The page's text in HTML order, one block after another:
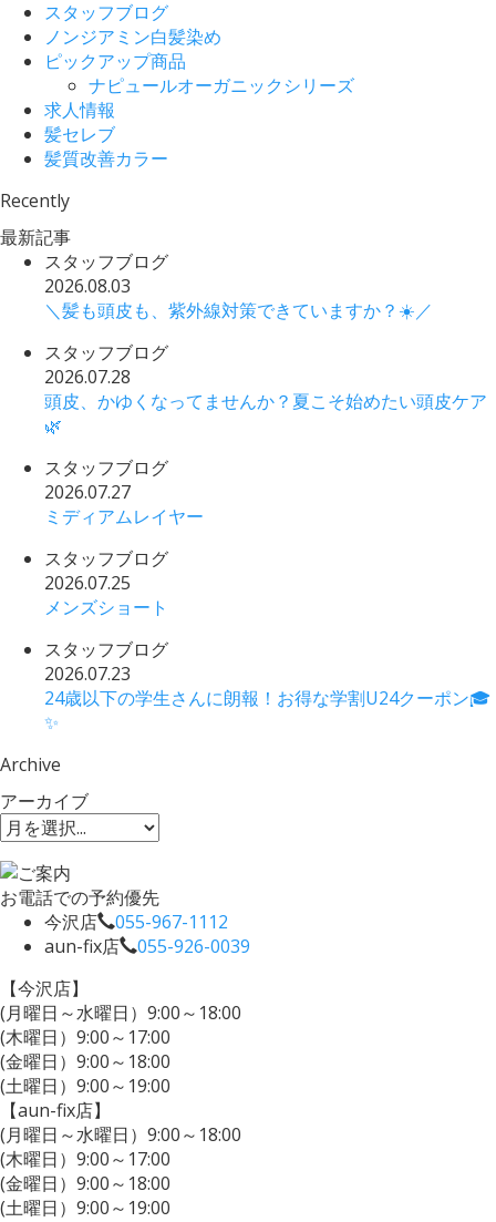
スタッフブログ
ノンジアミン白髪染め
ピックアップ商品
ナピュールオーガニックシリーズ
求人情報
髪セレブ
髪質改善カラー
Recently
最新記事
スタッフブログ
2026.08.03
＼髪も頭皮も、紫外線対策できていますか？☀️／
スタッフブログ
2026.07.28
頭皮、かゆくなってませんか？夏こそ始めたい頭皮ケア
🌿
スタッフブログ
2026.07.27
ミディアムレイヤー
スタッフブログ
2026.07.25
メンズショート
スタッフブログ
2026.07.23
24歳以下の学生さんに朗報！お得な学割U24クーポン🎓
✨
Archive
アーカイブ
お電話での予約優先
今沢店
055-967-1112
aun-fix店
055-926-0039
【今沢店】
(月曜日～水曜日）9:00～18:00
(木曜日）9:00～17:00
(金曜日）9:00～18:00
(土曜日）9:00～19:00
【aun-fix店】
(月曜日～水曜日）9:00～18:00
(木曜日）9:00～17:00
(金曜日）9:00～18:00
(土曜日）9:00～19:00